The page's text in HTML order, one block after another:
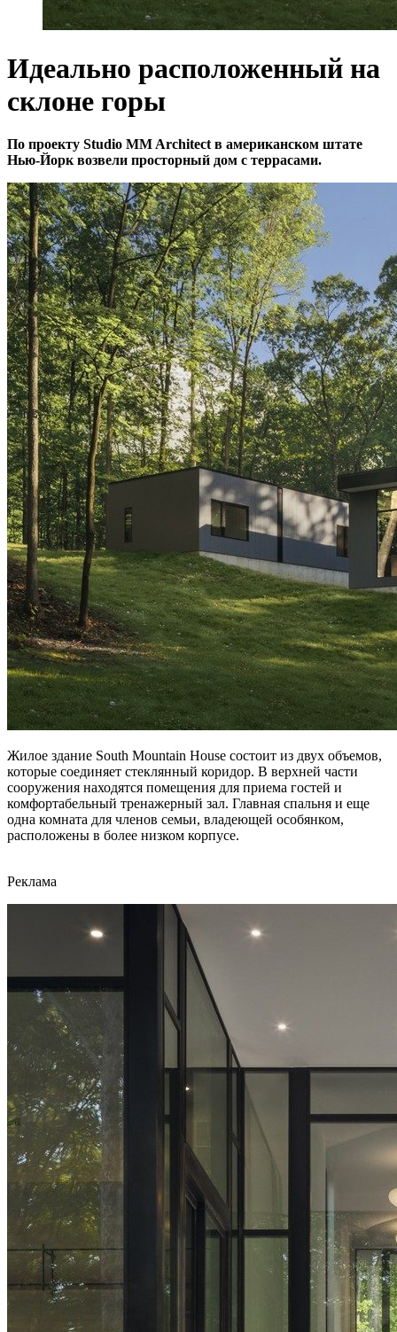
Идеально расположенный на
склоне горы
По проекту Studio MM Architect в американском штате
Нью-Йорк возвели просторный дом с террасами.
Жилое здание South Mountain House состоит из двух объемов,
которые соединяет стеклянный коридор. В верхней части
сооружения находятся помещения для приема гостей и
комфортабельный тренажерный зал. Главная спальня и еще
одна комната для членов семьи, владеющей особянком,
расположены в более низком корпусе.
Реклама